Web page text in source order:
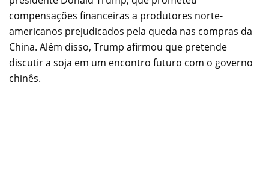
compensações financeiras a produtores norte-
americanos prejudicados pela queda nas compras da
China. Além disso, Trump afirmou que pretende
discutir a soja em um encontro futuro com o governo
chinês.